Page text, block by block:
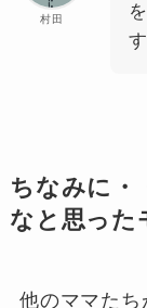
村田
ちなみに・
なと思った
他のママたち